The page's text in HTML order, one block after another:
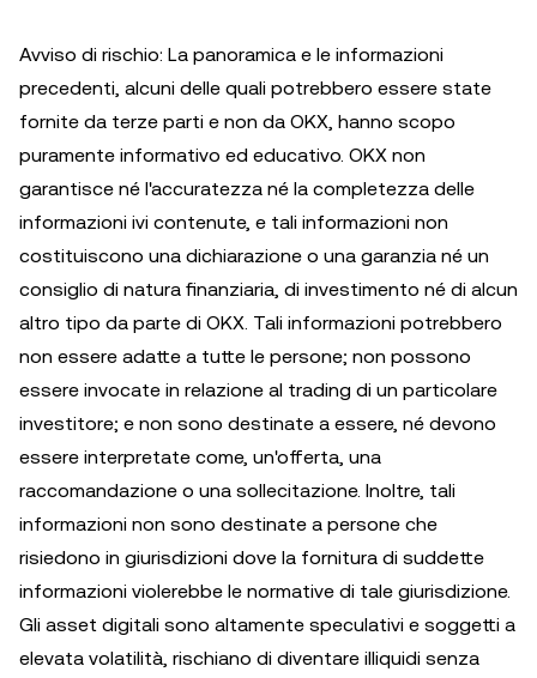
Avviso di rischio: La panoramica e le informazioni
precedenti, alcuni delle quali potrebbero essere state
fornite da terze parti e non da OKX, hanno scopo
puramente informativo ed educativo. OKX non
garantisce né l'accuratezza né la completezza delle
informazioni ivi contenute, e tali informazioni non
costituiscono una dichiarazione o una garanzia né un
consiglio di natura finanziaria, di investimento né di alcun
altro tipo da parte di OKX. Tali informazioni potrebbero
non essere adatte a tutte le persone; non possono
essere invocate in relazione al trading di un particolare
investitore; e non sono destinate a essere, né devono
essere interpretate come, un'offerta, una
raccomandazione o una sollecitazione. Inoltre, tali
informazioni non sono destinate a persone che
risiedono in giurisdizioni dove la fornitura di suddette
informazioni violerebbe le normative di tale giurisdizione.
Gli asset digitali sono altamente speculativi e soggetti a
elevata volatilità, rischiano di diventare illiquidi senza